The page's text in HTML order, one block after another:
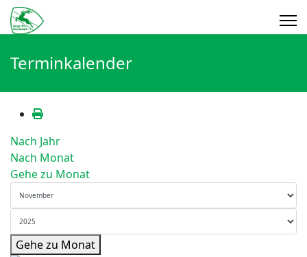
Terminkalender
Nach Jahr
Nach Monat
Gehe zu Monat
Gehe zu Monat